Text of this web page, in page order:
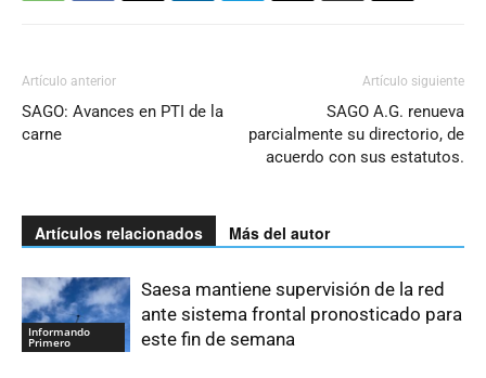
Artículo anterior
SAGO: Avances en PTI de la
carne
Artículo siguiente
SAGO A.G. renueva
parcialmente su directorio, de
acuerdo con sus estatutos.
Artículos relacionados Más del autor
Informando
Primero
Saesa mantiene supervisión de la red
ante sistema frontal pronosticado para
este fin de semana